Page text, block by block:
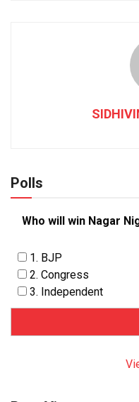
Polls
Who will win Nagar
1. BJP
2. Congress
3. Independent